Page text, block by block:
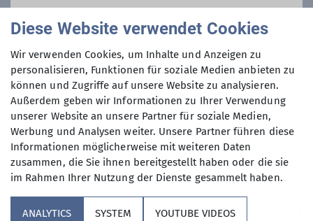
Organisation
Norman Cantori
015152808044
norman.cantori@dav-rottal.de
Diese Website verwendet Cookies
Wir verwenden Cookies, um Inhalte und Anzeigen zu
personalisieren, Funktionen für soziale Medien anbieten zu
können und Zugriffe auf unsere Website zu analysieren.
Außerdem geben wir Informationen zu Ihrer Verwendung
unserer Website an unsere Partner für soziale Medien,
Werbung und Analysen weiter. Unsere Partner führen diese
Informationen möglicherweise mit weiteren Daten
zusammen, die Sie ihnen bereitgestellt haben oder die sie
im Rahmen Ihrer Nutzung der Dienste gesammelt haben.
ANALYTICS SYSTEM YOUTUBE VIDEOS